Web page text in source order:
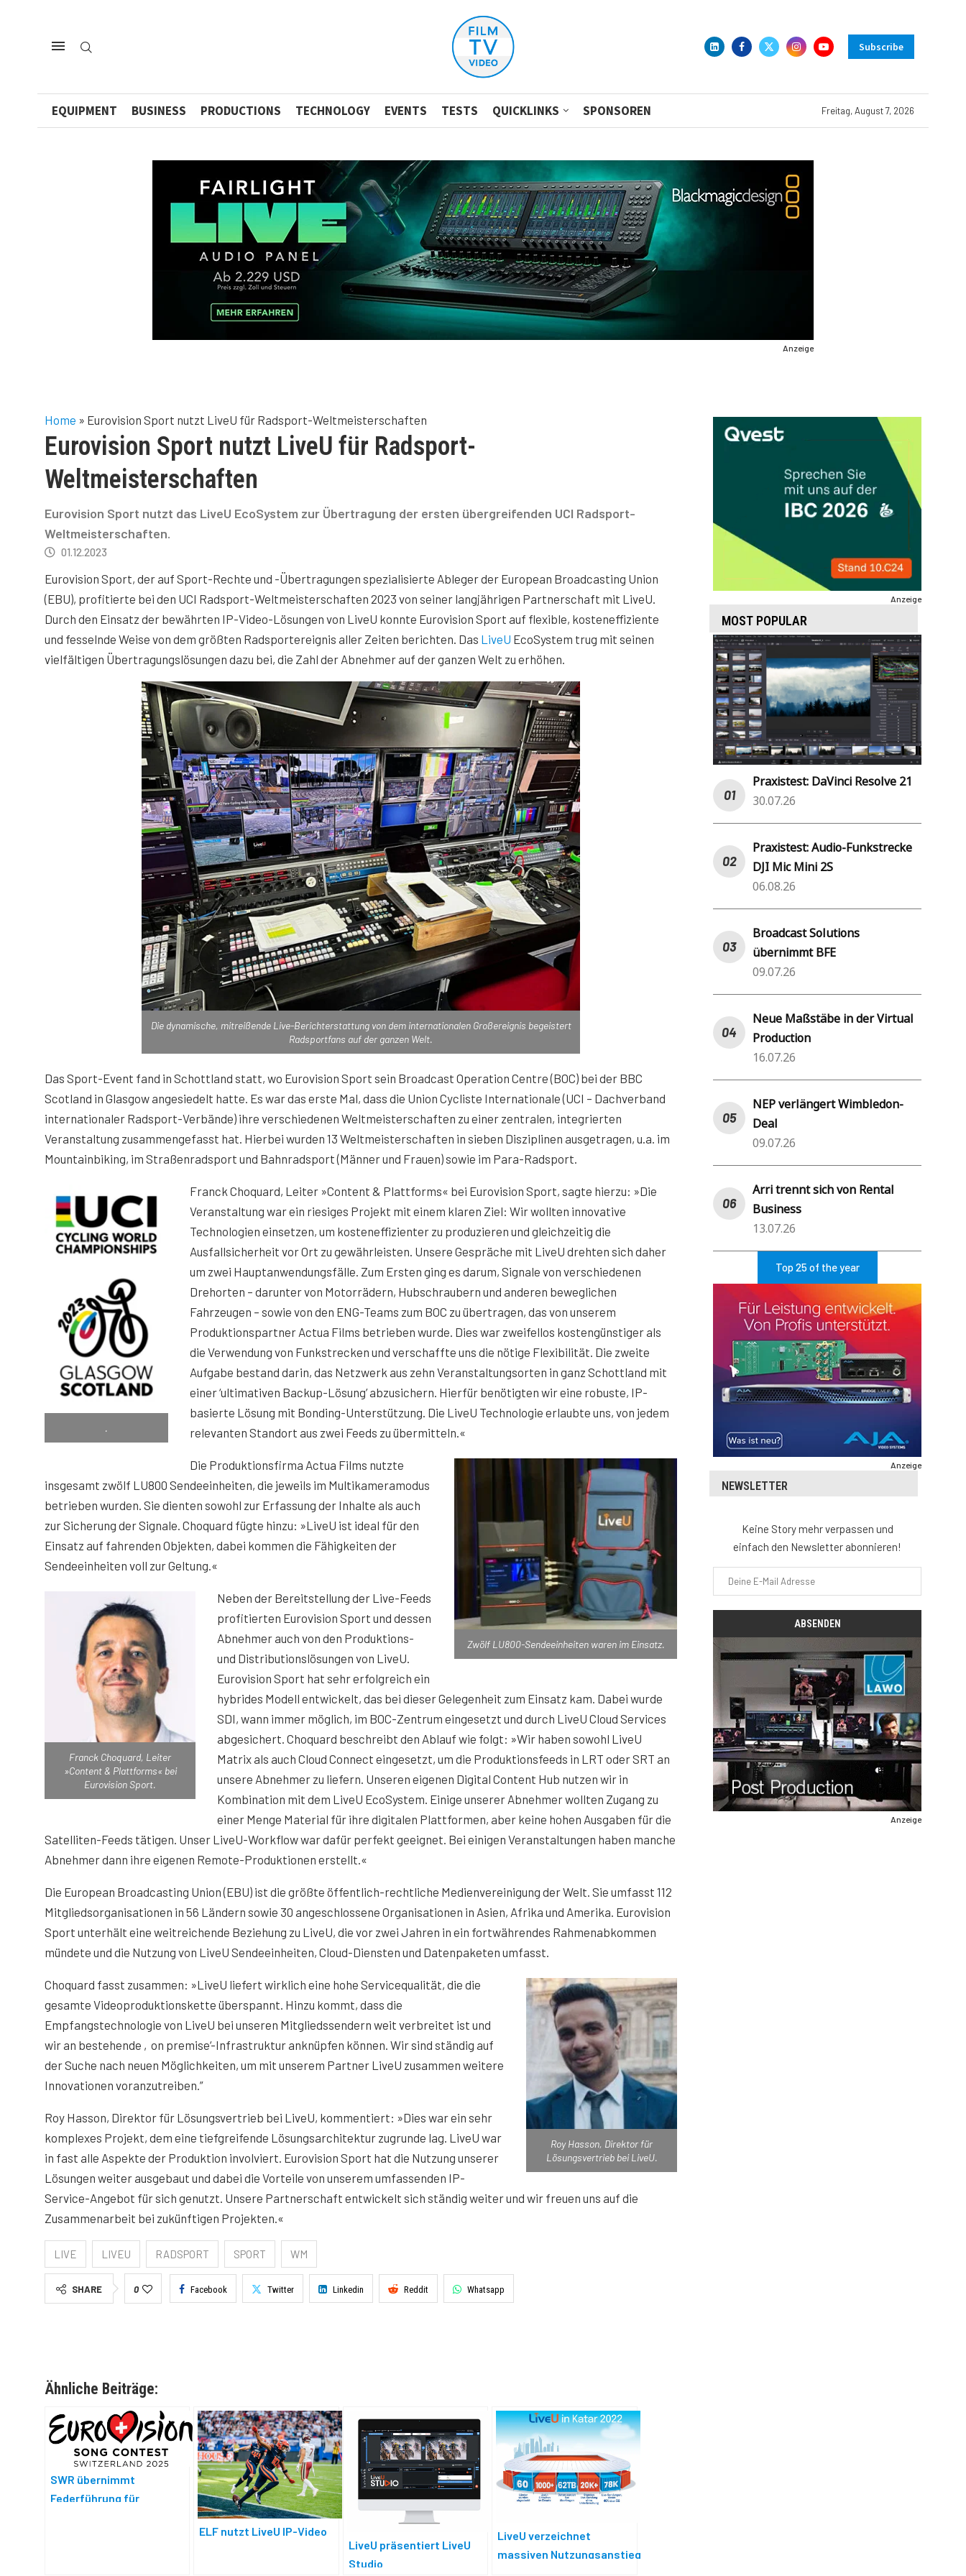
Subscribe
EQUIPMENT BUSINESS PRODUCTIONS TECHNOLOGY EVENTS TESTS QUICKLINKS SPONSOREN Freitag, August 7, 2026
Anzeige
Home » Eurovision Sport nutzt LiveU für Radsport-Weltmeisterschaften
Eurovision Sport nutzt LiveU für Radsport-
Weltmeisterschaften
Eurovision Sport nutzt das LiveU EcoSystem zur Übertragung der ersten übergreifenden UCI Radsport-
Weltmeisterschaften.
01.12.2023
Eurovision Sport, der auf Sport-Rechte und -Übertragungen spezialisierte Ableger der European Broadcasting Union
(EBU), profitierte bei den UCI Radsport-Weltmeisterschaften 2023 von seiner langjährigen Partnerschaft mit LiveU.
Durch den Einsatz der bewährten IP-Video-Lösungen von LiveU konnte Eurovision Sport auf flexible, kosteneffiziente
und fesselnde Weise von dem größten Radsportereignis aller Zeiten berichten. Das LiveU EcoSystem trug mit seinen
vielfältigen Übertragungslösungen dazu bei, die Zahl der Abnehmer auf der ganzen Welt zu erhöhen.
Die dynamische, mitreißende Live-Berichterstattung von dem internationalen Großereignis begeistert
Radsportfans auf der ganzen Welt.
Das Sport-Event fand in Schottland statt, wo Eurovision Sport sein Broadcast Operation Centre (BOC) bei der BBC
Scotland in Glasgow angesiedelt hatte. Es war das erste Mal, dass die Union Cycliste Internationale (UCI – Dachverband
internationaler Radsport-Verbände) ihre verschiedenen Weltmeisterschaften zu einer zentralen, integrierten
Veranstaltung zusammengefasst hat. Hierbei wurden 13 Weltmeisterschaften in sieben Disziplinen ausgetragen, u.a. im
Mountainbiking, im Straßenradsport und Bahnradsport (Männer und Frauen) sowie im Para-Radsport.
.
Franck Choquard, Leiter »Content & Plattforms« bei Eurovision Sport, sagte hierzu: »Die
Veranstaltung war ein riesiges Projekt mit einem klaren Ziel: Wir wollten innovative
Technologien einsetzen, um kosteneffizienter zu produzieren und gleichzeitig die
Ausfallsicherheit vor Ort zu gewährleisten. Unsere Gespräche mit LiveU drehten sich daher
um zwei Hauptanwendungsfälle. Zum Ersten ging es darum, Signale von verschiedenen
Drehorten – darunter von Motorrädern, Hubschraubern und anderen beweglichen
Fahrzeugen – sowie von den ENG-Teams zum BOC zu übertragen, das von unserem
Produktionspartner Actua Films betrieben wurde. Dies war zweifellos kostengünstiger als
die Verwendung von Funkstrecken und verschaffte uns die nötige Flexibilität. Die zweite
Aufgabe bestand darin, das Netzwerk aus zehn Veranstaltungsorten in ganz Schottland mit
einer ‘ultimativen Backup-Lösung’ abzusichern. Hierfür benötigten wir eine robuste, IP-
basierte Lösung mit Bonding-Unterstützung. Die LiveU Technologie erlaubte uns, von jedem
relevanten Standort aus zwei Feeds zu übermitteln.«
Zwölf LU800-Sendeeinheiten waren im Einsatz.
Die Produktionsfirma Actua Films nutzte
insgesamt zwölf LU800 Sendeeinheiten, die jeweils im Multikameramodus
betrieben wurden. Sie dienten sowohl zur Erfassung der Inhalte als auch
zur Sicherung der Signale. Choquard fügte hinzu: »LiveU ist ideal für den
Einsatz auf fahrenden Objekten, dabei kommen die Fähigkeiten der
Sendeeinheiten voll zur Geltung.«
Franck Choquard, Leiter
»Content & Plattforms« bei
Eurovision Sport.
Neben der Bereitstellung der Live-Feeds
profitierten Eurovision Sport und dessen
Abnehmer auch von den Produktions-
und Distributionslösungen von LiveU.
Eurovision Sport hat sehr erfolgreich ein
hybrides Modell entwickelt, das bei dieser Gelegenheit zum Einsatz kam. Dabei wurde
SDI, wann immer möglich, im BOC-Zentrum eingesetzt und durch LiveU Cloud Services
abgesichert. Choquard beschreibt den Ablauf wie folgt: »Wir haben sowohl LiveU
Matrix als auch Cloud Connect eingesetzt, um die Produktionsfeeds in LRT oder SRT an
unsere Abnehmer zu liefern. Unseren eigenen Digital Content Hub nutzen wir in
Kombination mit dem LiveU EcoSystem. Einige unserer Abnehmer wollten Zugang zu
einer Menge Material für ihre digitalen Plattformen, aber keine hohen Ausgaben für die
Satelliten-Feeds tätigen. Unser LiveU-Workflow war dafür perfekt geeignet. Bei einigen Veranstaltungen haben manche
Abnehmer dann ihre eigenen Remote-Produktionen erstellt.«
Die European Broadcasting Union (EBU) ist die größte öffentlich-rechtliche Medienvereinigung der Welt. Sie umfasst 112
Mitgliedsorganisationen in 56 Ländern sowie 30 angeschlossene Organisationen in Asien, Afrika und Amerika. Eurovision
Sport unterhält eine weitreichende Beziehung zu LiveU, die vor zwei Jahren in ein fortwährendes Rahmenabkommen
mündete und die Nutzung von LiveU Sendeeinheiten, Cloud-Diensten und Datenpaketen umfasst.
Roy Hasson, Direktor für
Lösungsvertrieb bei LiveU.
Choquard fasst zusammen: »LiveU liefert wirklich eine hohe Servicequalität, die die
gesamte Videoproduktionskette überspannt. Hinzu kommt, dass die
Empfangstechnologie von LiveU bei unseren Mitgliedssendern weit verbreitet ist und
wir an bestehende ‚on premise‘-Infrastruktur anknüpfen können. Wir sind ständig auf
der Suche nach neuen Möglichkeiten, um mit unserem Partner LiveU zusammen weitere
Innovationen voranzutreiben.”
Roy Hasson, Direktor für Lösungsvertrieb bei LiveU, kommentiert: »Dies war ein sehr
komplexes Projekt, dem eine tiefgreifende Lösungsarchitektur zugrunde lag. LiveU war
in fast alle Aspekte der Produktion involviert. Eurovision Sport hat die Nutzung unserer
Lösungen weiter ausgebaut und dabei die Vorteile von unserem umfassenden IP-
Service-Angebot für sich genutzt. Unsere Partnerschaft entwickelt sich ständig weiter und wir freuen uns auf die
Zusammenarbeit bei zukünftigen Projekten.«
LIVE LIVEU RADSPORT SPORT WM
SHARE 0 Facebook Twitter Linkedin Reddit Whatsapp
Ähnliche Beiträge:
SWR übernimmt
Federführung für
ELF nutzt LiveU IP-Video
LiveU präsentiert LiveU
Studio
LiveU verzeichnet
massiven Nutzungsanstieg
Anzeige
MOST POPULAR
Praxistest: DaVinci Resolve 21
30.07.26
Praxistest: Audio-Funkstrecke
DJI Mic Mini 2S
06.08.26
Broadcast Solutions
übernimmt BFE
09.07.26
Neue Maßstäbe in der Virtual
Production
16.07.26
NEP verlängert Wimbledon-
Deal
09.07.26
Arri trennt sich von Rental
Business
13.07.26
Top 25 of the year
Anzeige
NEWSLETTER
Keine Story mehr verpassen und
einfach den Newsletter abonnieren!
Anzeige